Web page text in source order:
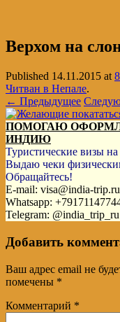
Верхом на
Published 14.11.2015 at
Читван в Непале.
← Предыдущее
ПОМОГАЮ
ИНДИЮ
Туристические визы
Выдаю чеки
Обращайтесь!
E-mail: visa@india-trip.ru
Whatsapp:
Telegram: @india_trip_ru
Добавить
Ваш адрес email не
помечены *
Комментарий *